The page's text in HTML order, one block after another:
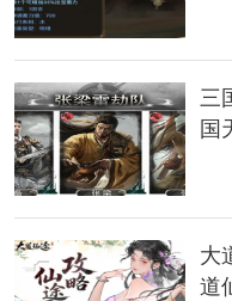
攻击百分比，使得角色
速推进，那么选择荒诞
二、未来之梦：
三
国
大
道